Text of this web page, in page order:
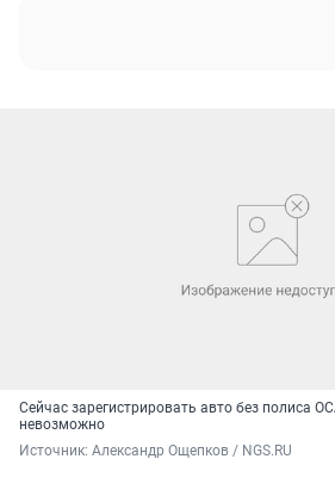
Сейчас зарегистрировать авто без полиса
невозможно
Источник: Александр Ощепков / NGS.RU